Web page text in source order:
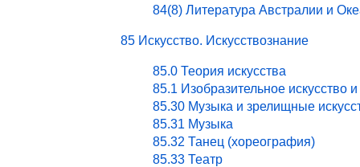
84(8) Литература Австралии и
85 Искусство. Искусствознание
85.0 Теория искусства
85.1 Изобразительное искусство и
85.30 Музыка и зрелищные
85.31 Музыка
85.32 Танец (хореография)
85.33 Театр